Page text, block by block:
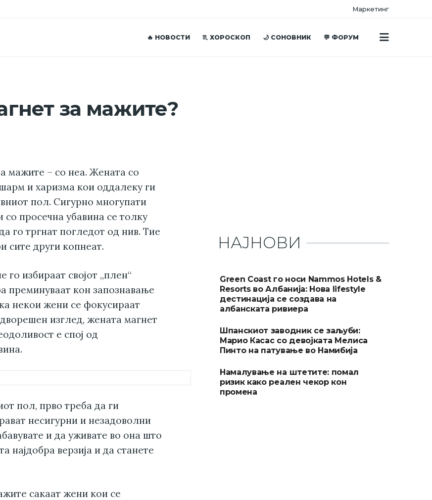
Маркетинг
🔥 НОВОСТИ ♏ ХОРОСКОП 🌙 СОНОВНИК 💬 ФОРУМ
за мажите?
мажите – со неа. Жената со
и харизма кои оддалеку ги
пол. Сигурно многупати
просечна убавина се толку
го тргнат погледот од нив. Тие
сите други копнеат.
избираат својот „плен“
преминуваат кон запознавање
некои жени се фокусираат
изглед, жената магнет
е спој од
пол, прво треба да ги
несигурни и незадоволни
и да уживате во она што
најдобра верзија и да станете
сакаат жени кои се
НАЈНОВИ
Green Coast го носи Nammos Hotels &
Resorts во Албанија: Нова lifestyle
дестинација се создава на
албанската ривиера
Шпанскиот заводник се заљуби:
Марио Касас со девојката Мелиса
Пинто на патување во Намибија
Намалување на штетите: помал
ризик како реален чекор кон
промена